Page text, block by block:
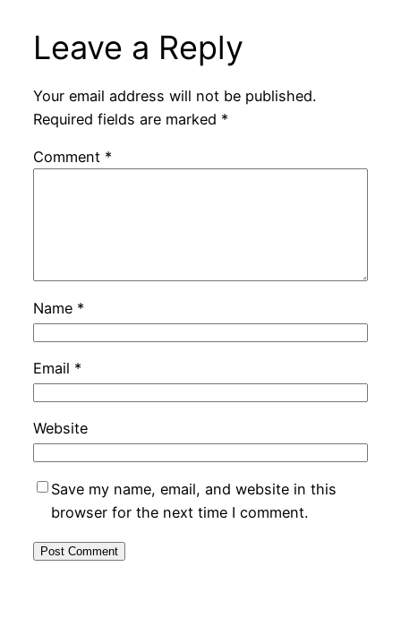
Leave a Reply
Your email address will not be published.
Required fields are marked *
Comment *
Name *
Email *
Website
Save my name, email, and website in this
browser for the next time I comment.